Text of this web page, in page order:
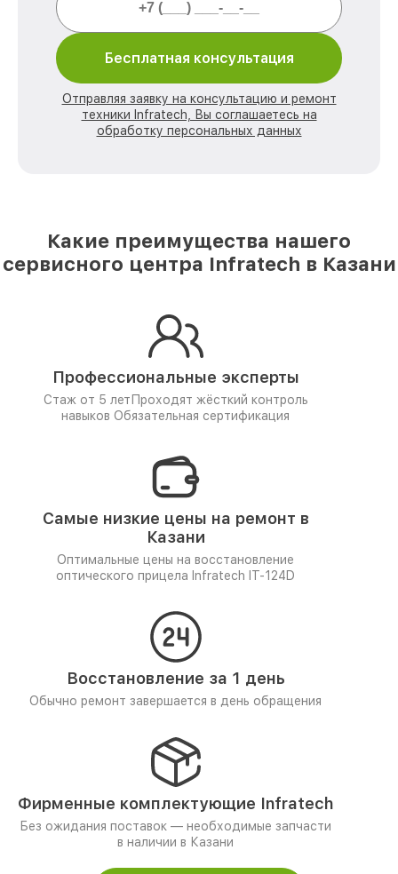
Бесплатная консультация
Отправляя заявку на консультацию и ремонт
техники Infratech, Вы соглашаетесь на
обработку персональных данных
Какие преимущества нашего
сервисного центра Infratech в Казани
Профессиональные эксперты
Стаж от 5 лет Проходят жёсткий контроль
навыков Обязательная сертификация
Самые низкие цены на ремонт в
Казани
Оптимальные цены на восстановление
оптического прицела Infratech IT-124D
Восстановление за 1 день
Обычно ремонт завершается в день обращения
Фирменные комплектующие Infratech
Без ожидания поставок — необходимые запчасти
в наличии в Казани